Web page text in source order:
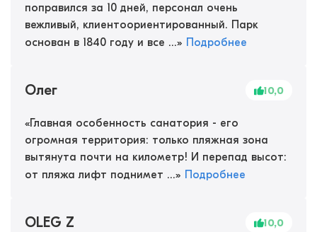
поправился за 10 дней, персонал очень
вежливый, клиентоориентированный. Парк
основан в 1840 году и все ...» Подробнее
Олег 10,0
«Главная особенность санатория - его
огромная территория: только пляжная зона
вытянута почти на километр! И перепад высот:
от пляжа лифт поднимет ...» Подробнее
OLEG Z 10,0